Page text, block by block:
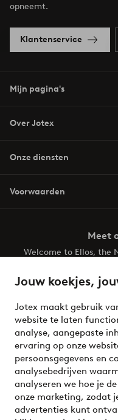
Jouw koekjes,
Jotex maakt gebruik
website te laten
analyse, aangepaste
ervaring op onze
persoonsgegevens en
analysebedrijven
analyseren we hoe je
onze marketing, zodat
advertenties kunt
opneemt.
Klantenservice
Mijn pagina's
Over Jotex
Onze diensten
Voorwaarden
Meet
Welcome to Ellos, the
your wardrobe.
Veilig betalen
Wil je meer